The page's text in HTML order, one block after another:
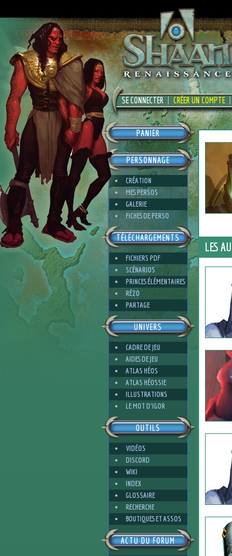
SE CONNECTER CRÉER UN COMPTE
PANIER
PERSONNAGE
CRÉATION
MES PERSOS
GALERIE
FICHES DE PERSO
TÉLÉCHARGEMENTS
FICHIERS PDF
SCÉNARIOS
PRINCES ÉLÉMENTAIRES
RÉZO
PARTAGE
UNIVERS
CADRE DE JEU
AIDES DE JEU
ATLAS HÉOS
ATLAS HÉOSSIE
ILLUSTRATIONS
LE MOT D'IGOR
OUTILS
VIDÉOS
DISCORD
WIKI
INDEX
GLOSSAIRE
RECHERCHE
BOUTIQUES ET ASSOS
ACTU DU FORUM
LES